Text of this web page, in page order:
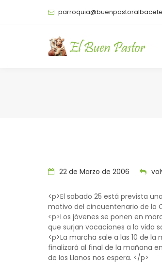
22 de Marzo de 2006
<p>El sabado 25 está prevista
motivo del cincuentenario de la
<p>Los jóvenes se ponen en
que surjan vocaciones a la vida
<p>La marcha sale a las 10 de
finalizará al final de la mañana
de los Llanos nos espera. </p>